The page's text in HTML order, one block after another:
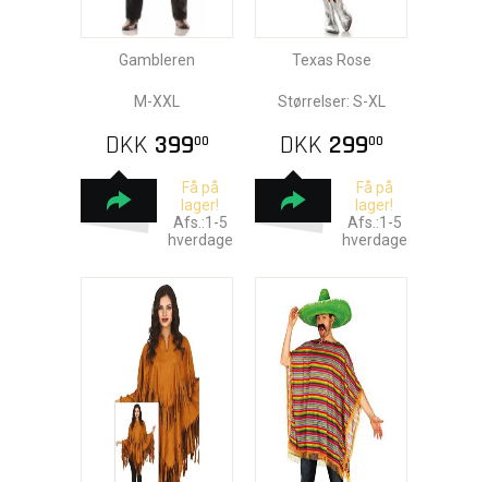
Gambleren
M-XXL
DKK 39900
Få på
lager!
Afs.:1-5
hverdage
Texas Rose
Størrelser: S-XL
DKK 29900
Få på
lager!
Afs.:1-5
hverdage